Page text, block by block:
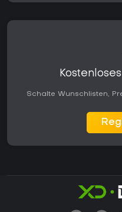
Schalte Wunschlisten,